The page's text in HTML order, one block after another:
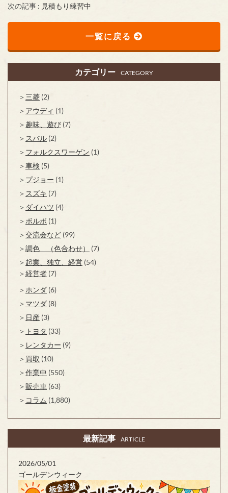
次の記事 : 見積もり練習中
一覧に戻る
カテゴリー CATEGORY
三菱 (2)
アウディ (1)
趣味、遊び (7)
スバル (2)
フォルクスワーゲン (1)
車検 (5)
プジョー (1)
スズキ (7)
ダイハツ (4)
ボルボ (1)
交流会など (99)
調色 （色合わせ）
(7)
起業、独立、経営 (54)
経営者 (7)
ホンダ (6)
マツダ (8)
日産 (3)
トヨタ (33)
レンタカー (9)
買取 (10)
作業中 (550)
販売車 (63)
コラム (1,880)
最新記事 ARTICLE
2026/05/01
ゴールデンウィーク